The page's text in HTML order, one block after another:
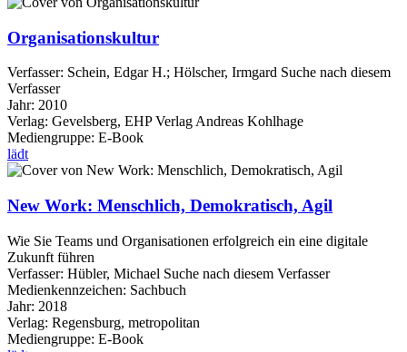
Organisationskultur
Verfasser: Schein, Edgar H.; Hölscher, Irmgard Suche nach diesem
Verfasser
Jahr: 2010
Verlag: Gevelsberg, EHP Verlag Andreas Kohlhage
Mediengruppe: E-Book
lädt
New Work: Menschlich, Demokratisch, Agil
Wie Sie Teams und Organisationen erfolgreich ein eine digitale
Zukunft führen
Verfasser: Hübler, Michael Suche nach diesem Verfasser
Medienkennzeichen: Sachbuch
Jahr: 2018
Verlag: Regensburg, metropolitan
Mediengruppe: E-Book